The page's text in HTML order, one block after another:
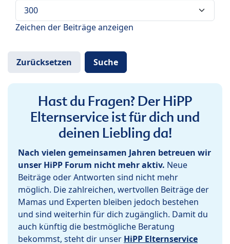
Zeichen der Beiträge anzeigen
Hast du Fragen? Der HiPP
Elternservice ist für dich und
deinen Liebling da!
Nach vielen gemeinsamen Jahren betreuen wir
unser HiPP Forum nicht mehr aktiv. Neue
Beiträge oder Antworten sind nicht mehr
möglich. Die zahlreichen, wertvollen Beiträge der
Mamas und Experten bleiben jedoch bestehen
und sind weiterhin für dich zugänglich. Damit du
auch künftig die bestmögliche Beratung
bekommst, steht dir unser HiPP Elternservice